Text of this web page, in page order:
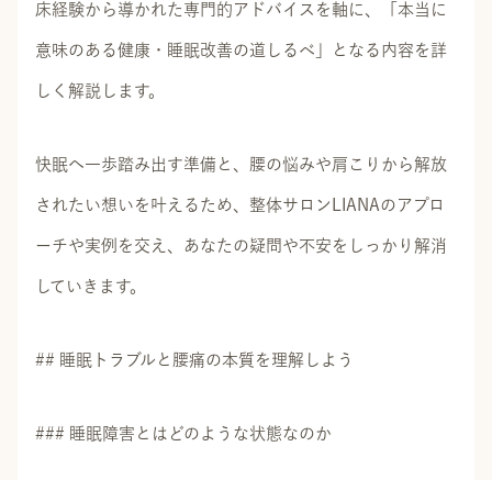
床経験から導かれた専門的アドバイスを軸に、「本当に
意味のある健康・睡眠改善の道しるべ」となる内容を詳
しく解説します。
快眠へ一歩踏み出す準備と、腰の悩みや肩こりから解放
されたい想いを叶えるため、整体サロンLIANAのアプロ
ーチや実例を交え、あなたの疑問や不安をしっかり解消
していきます。
## 睡眠トラブルと腰痛の本質を理解しよう
### 睡眠障害とはどのような状態なのか